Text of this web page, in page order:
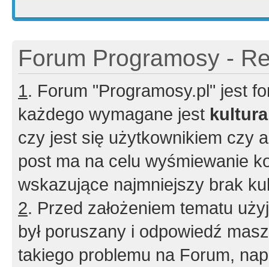
Forum Programosy -
1. Forum "Programosy.pl" jest
każdego wymagane jest
czy jest się użytkownikiem czy
post ma na celu wyśmiewanie
wskazujące najmniejszy brak
2. Przed założeniem tematu
był poruszany i odpowiedź
takiego problemu na Forum,